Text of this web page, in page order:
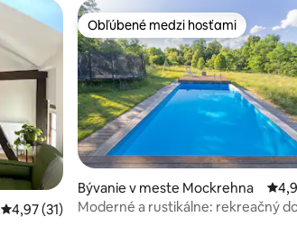
Priemerné ohodnotenie 4,97 z 5, počet
4,97 (31)
Obľúbené medzi hosťami
Obľúbené medzi hosťami
Bývanie v meste Mockrehna
Moderné a rustikálne: rekreačný